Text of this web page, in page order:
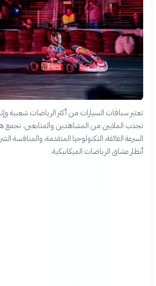
تعتبر سباقات السيارات من أكثر الرياضات شعبية
تجذب الملايين من المشاهدين والمتابعين. تجمع
السرعة الفائقة، التكنولوجيا المتقدمة، والمنافسة
أنظار عشاق الرياضات الميكانيكية.